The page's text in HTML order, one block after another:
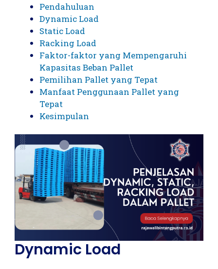
Pendahuluan
Dynamic Load
Static Load
Racking Load
Faktor-faktor yang Mempengaruhi
Kapasitas Beban Pallet
Pemilihan Pallet yang Tepat
Manfaat Penggunaan Pallet yang
Tepat
Kesimpulan
Dynamic Load